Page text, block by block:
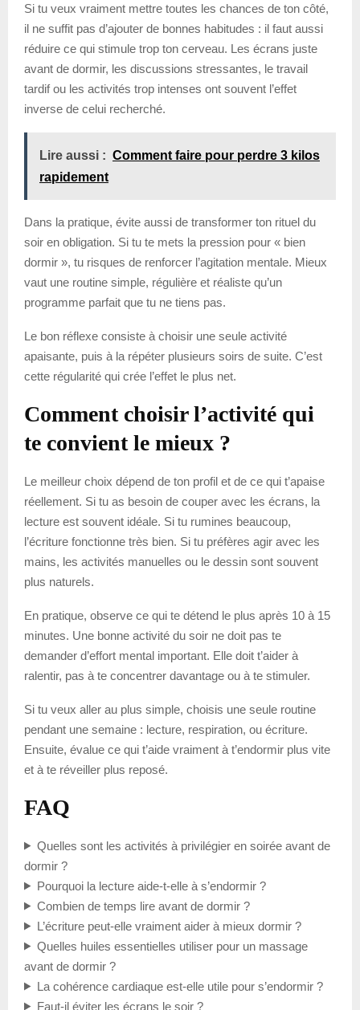
Si tu veux vraiment mettre toutes les chances de ton côté,
il ne suffit pas d’ajouter de bonnes habitudes : il faut aussi
réduire ce qui stimule trop ton cerveau. Les écrans juste
avant de dormir, les discussions stressantes, le travail
tardif ou les activités trop intenses ont souvent l’effet
inverse de celui recherché.
Lire aussi : Comment faire pour perdre 3 kilos
rapidement
Dans la pratique, évite aussi de transformer ton rituel du
soir en obligation. Si tu te mets la pression pour « bien
dormir », tu risques de renforcer l’agitation mentale. Mieux
vaut une routine simple, régulière et réaliste qu’un
programme parfait que tu ne tiens pas.
Le bon réflexe consiste à choisir une seule activité
apaisante, puis à la répéter plusieurs soirs de suite. C’est
cette régularité qui crée l’effet le plus net.
Comment choisir l’activité qui
te convient le mieux ?
Le meilleur choix dépend de ton profil et de ce qui t’apaise
réellement. Si tu as besoin de couper avec les écrans, la
lecture est souvent idéale. Si tu rumines beaucoup,
l’écriture fonctionne très bien. Si tu préfères agir avec les
mains, les activités manuelles ou le dessin sont souvent
plus naturels.
En pratique, observe ce qui te détend le plus après 10 à 15
minutes. Une bonne activité du soir ne doit pas te
demander d’effort mental important. Elle doit t’aider à
ralentir, pas à te concentrer davantage ou à te stimuler.
Si tu veux aller au plus simple, choisis une seule routine
pendant une semaine : lecture, respiration, ou écriture.
Ensuite, évalue ce qui t’aide vraiment à t’endormir plus vite
et à te réveiller plus reposé.
FAQ
Quelles sont les activités à privilégier en soirée avant de
dormir ?
Pourquoi la lecture aide-t-elle à s’endormir ?
Combien de temps lire avant de dormir ?
L’écriture peut-elle vraiment aider à mieux dormir ?
Quelles huiles essentielles utiliser pour un massage
avant de dormir ?
La cohérence cardiaque est-elle utile pour s’endormir ?
Faut-il éviter les écrans le soir ?